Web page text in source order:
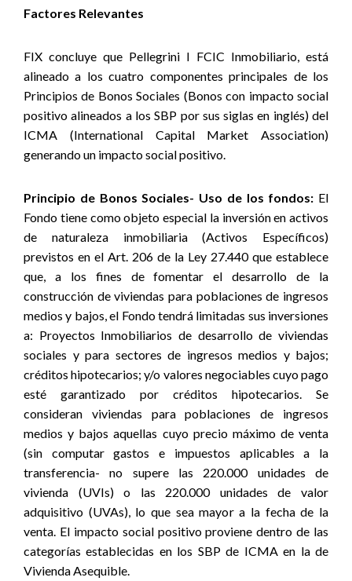
Factores Relevantes
FIX concluye que Pellegrini I FCIC Inmobiliario, está
alineado a los cuatro componentes principales de los
Principios de Bonos Sociales (Bonos con impacto social
positivo alineados a los SBP por sus siglas en inglés) del
ICMA (International Capital Market Association)
generando un impacto social positivo.
Principio de Bonos Sociales- Uso de los fondos: El
Fondo tiene como objeto especial la inversión en activos
de naturaleza inmobiliaria (Activos Específicos)
previstos en el Art. 206 de la Ley 27.440 que establece
que, a los fines de fomentar el desarrollo de la
construcción de viviendas para poblaciones de ingresos
medios y bajos, el Fondo tendrá limitadas sus inversiones
a: Proyectos Inmobiliarios de desarrollo de viviendas
sociales y para sectores de ingresos medios y bajos;
créditos hipotecarios; y/o valores negociables cuyo pago
esté garantizado por créditos hipotecarios. Se
consideran viviendas para poblaciones de ingresos
medios y bajos aquellas cuyo precio máximo de venta
(sin computar gastos e impuestos aplicables a la
transferencia- no supere las 220.000 unidades de
vivienda (UVIs) o las 220.000 unidades de valor
adquisitivo (UVAs), lo que sea mayor a la fecha de la
venta. El impacto social positivo proviene dentro de las
categorías establecidas en los SBP de ICMA en la de
Vivienda Asequible.